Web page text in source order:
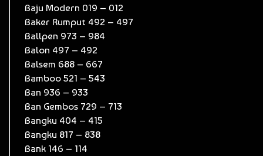
Baju Modern 019 – 012
Baker Rumput 492 – 497
Ballpen 973 – 984
Balon 497 – 492
Balsem 688 – 667
Bamboo 521 – 543
Ban 936 – 933
Ban Gembos 729 – 713
Bangku 404 – 415
Bangku 817 – 838
Bank 146 – 114